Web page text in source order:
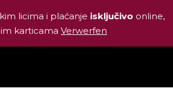
licima i plaćanje isključivo online,
karticama Verwerfen